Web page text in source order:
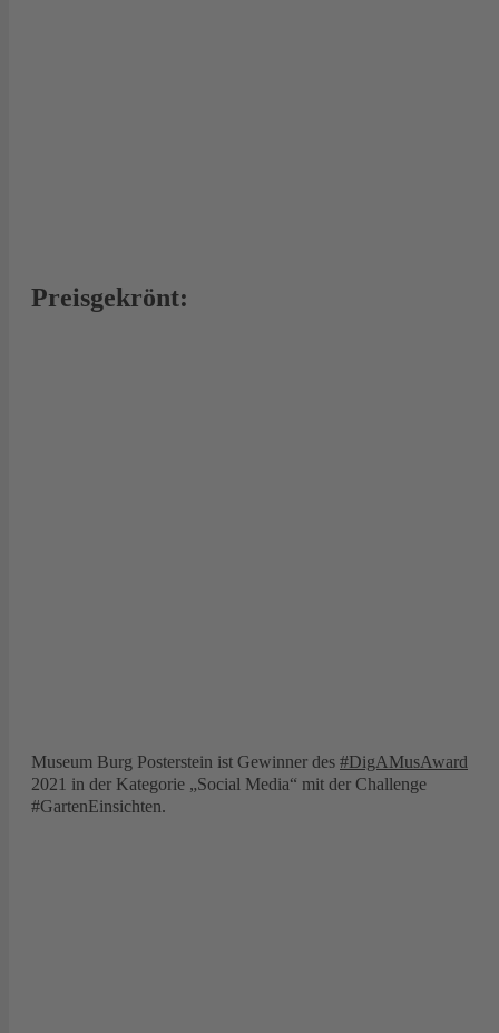
Preisgekrönt:
Museum Burg Posterstein ist Gewinner des #DigAMusAward
2021 in der Kategorie „Social Media“ mit der Challenge
#GartenEinsichten.